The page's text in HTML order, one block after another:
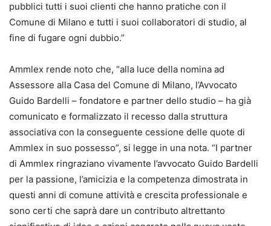
pubblici tutti i suoi clienti che hanno pratiche con il
Comune di Milano e tutti i suoi collaboratori di studio, al
fine di fugare ogni dubbio.”
Ammlex rende noto che, “alla luce della nomina ad
Assessore alla Casa del Comune di Milano, l’Avvocato
Guido Bardelli – fondatore e partner dello studio – ha già
comunicato e formalizzato il recesso dalla struttura
associativa con la conseguente cessione delle quote di
Ammlex in suo possesso”, si legge in una nota. “I partner
di Ammlex ringraziano vivamente l’avvocato Guido Bardelli
per la passione, l’amicizia e la competenza dimostrata in
questi anni di comune attività e crescita professionale e
sono certi che saprà dare un contributo altrettanto